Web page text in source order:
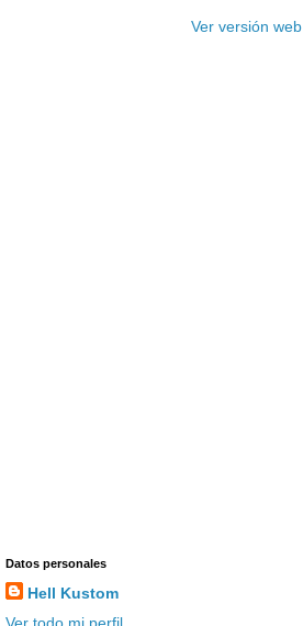
Ver versión web
Datos personales
Hell Kustom